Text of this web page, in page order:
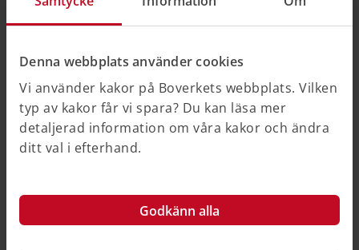
Denna webbplats använder cookies
Vi använder kakor på Boverkets webbplats. Vilken
typ av kakor får vi spara? Du kan läsa mer
detaljerad information om våra kakor och ändra
ditt val i efterhand.
Godkänn alla
Vägledningen var publicerad på Boverkets
2026. Vägledningen publicerades som pdf på
Då vägledningen inte längre uppdateras kan den
innehålla inaktuell information.
Förskolors och skolors fysiska miljö, del 1 -
Strategiska ställningstaganden och vägval.pdf